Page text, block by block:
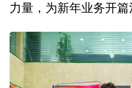
晋中 阳泉
临汾 运城
力量，为新年业务开篇